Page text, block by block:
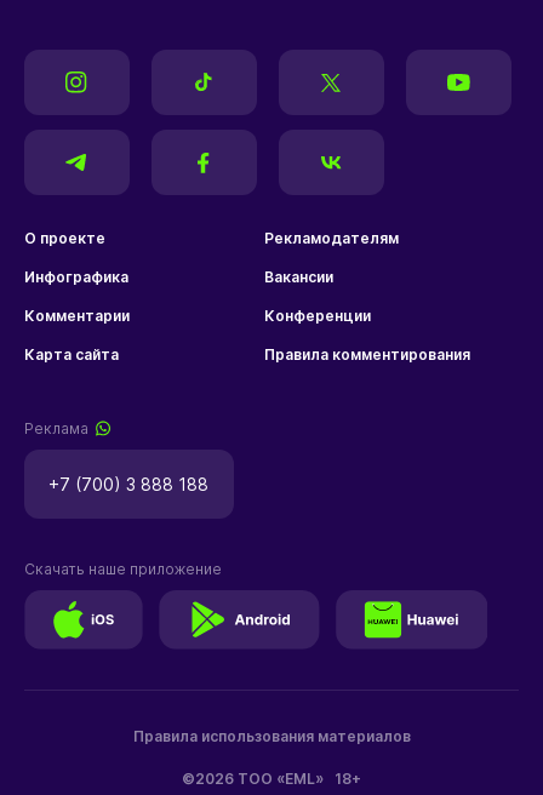
О проекте Рекламодателям
Инфографика Вакансии
Комментарии Конференции
Карта сайта Правила комментирования
Реклама
+7 (700) 3 888 188
©2026 ТОО «EML» 18+
Правила использования материалов
Скачать наше приложение